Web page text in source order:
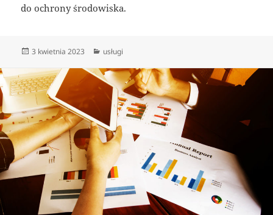
do ochrony środowiska.
Data
3 kwietnia 2023 Kategorie
usługi